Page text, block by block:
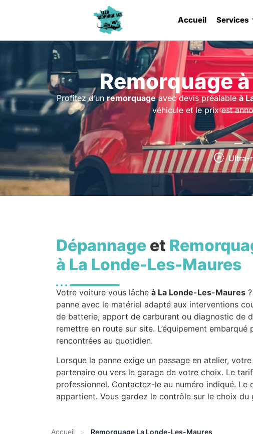
Accueil Services
Remorquage
Profitez d’unremorquageavec devis préalableà
véhicule et le prix est
Ultra-
Dépannage et
à La Londe-Les-Maures
Votre voiture vous lâche à La Londe-Les-Maures ?
panne avec le matériel adapté aux interventions
de batterie, apport de carburant ou diagnostic de
remettre en route sur site. L’équipement
rencontrées au quotidien.
Lorsque la panne exige un passage en atelier,
partenaire ou vers le garage de votre choix. Le
professionnel. Contactez-le au numéro indiqué.
appartient. Vous gardez le contrôle sur le choix du
Accueil » Remorquage La Londe-Les-Maures